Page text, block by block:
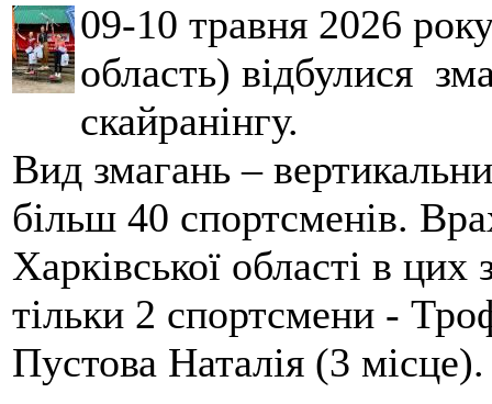
09-10 травня 2026
область) відбулися
скайранінгу.
Вид змагань –
більш 40 спортсменів.
Харківської області в
тільки 2 спортсмени -
Пустова Наталія (3 місце).